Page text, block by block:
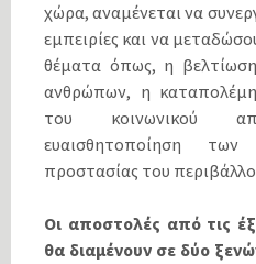
χώρα, αναμένεται να
εμπειρίες και να
θέματα όπως, η
ανθρώπων, η
του κοινωνικού
ευαισθητοποίηση
προστασίας του
Οι αποστολές από τις
θα διαμένουν σε δύο